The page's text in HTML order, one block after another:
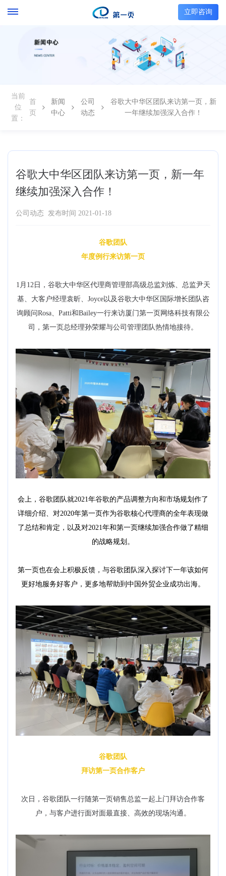
立即咨询
当前
位
置：
首
页
新闻
中心
公司
动态
谷歌大中华区团队来访第一页，新
一年继续加强深入合作！
谷歌大中华区团队来访第一页，新一年
继续加强深入合作！
公司动态 发布时间 2021-01-18
谷歌团队
年度例行来访第一页
1月12日，谷歌大中华区代理商管理部高级总监刘炼、总监尹天
基、大客户经理袁昕、Joyce以及谷歌大中华区国际增长团队咨
询顾问Rosa、Patti和Bailey一行来访厦门第一页网络科技有限公
司，第一页总经理孙荣耀与公司管理团队热情地接待。
会上，谷歌团队就2021年谷歌的产品调整方向和市场规划作了
详细介绍、对2020年第一页作为谷歌核心代理商的全年表现做
了总结和肯定，以及对2021年和第一页继续加强合作做了精细
的战略规划。
第一页也在会上积极反馈，与谷歌团队深入探讨下一年该如何
更好地服务好客户，更多地帮助到中国外贸企业成功出海。
谷歌团队
拜访第一页合作客户
次日，谷歌团队一行随第一页销售总监一起上门拜访合作客
户，与客户进行面对面最直接、高效的现场沟通。